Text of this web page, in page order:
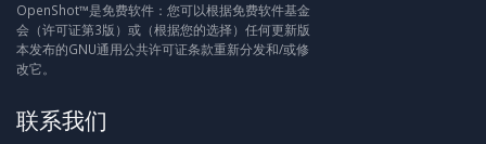
OpenShot™是免费软件：您可以根据免费软件基金
会（许可证第3版）或（根据您的选择）任何更新版
本发布的GNU通用公共许可证条款重新分发和/或修
改它。
联系我们